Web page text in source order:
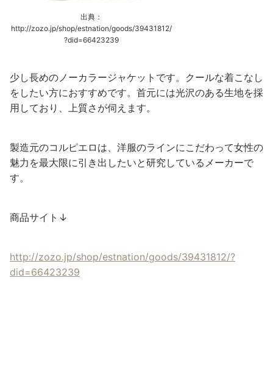
出典：
http://zozo.jp/shop/estnation/goods/39431812/
?did=66423239
少し長めのノーカラージャケットです。クールな着こなし
をしたい方におすすめです。首元には光沢のある生地を採
用しており、上質さが伺えます。
製造元のコルピエロは、洋服のラインにこだわって女性の
魅力を最大限に引き出したいと研究しているメーカーで
す。
商品サイト↓
http://zozo.jp/shop/estnation/goods/39431812/?
did=66423239